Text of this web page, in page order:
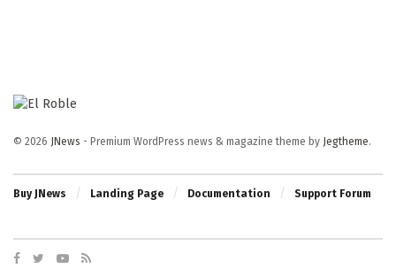
© 2026 JNews - Premium WordPress news & magazine theme by Jegtheme.
Buy JNews Landing Page Documentation Support Forum